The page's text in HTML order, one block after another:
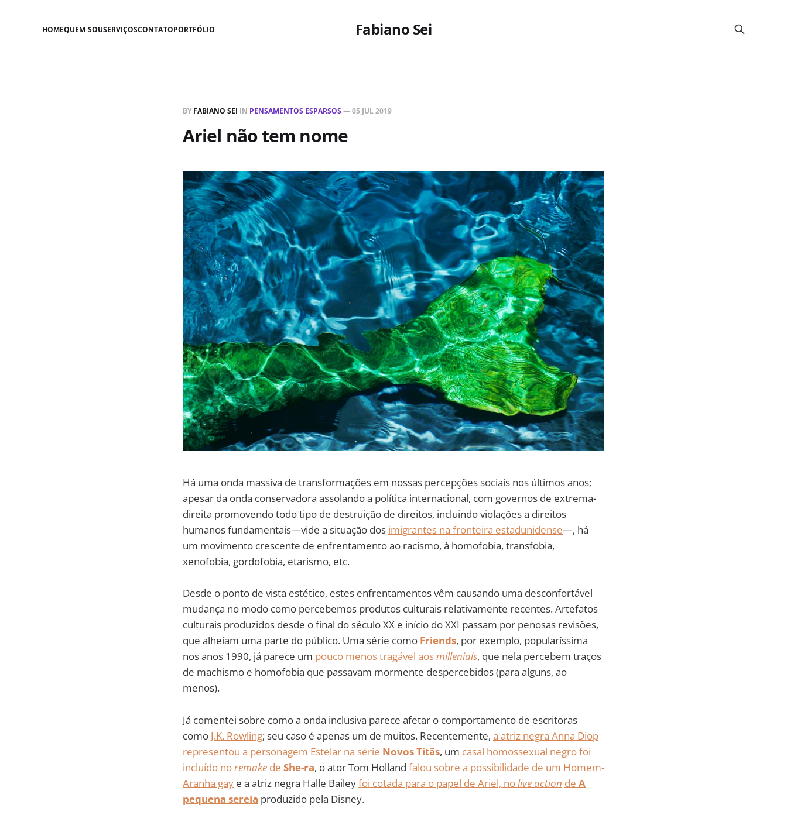
Fabiano Sei
HOMEQUEM SOUSERVIÇOSCONTATOPORTFÓLIO
BY FABIANO SEI IN PENSAMENTOS ESPARSOS —05 JUL 2019
Ariel não tem nome
Há uma onda massiva de transformações em nossas percepções sociais nos últimos anos;
apesar da onda conservadora assolando a política internacional, com governos de extrema-
direita promovendo todo tipo de destruição de direitos, incluindo violações a direitos
humanos fundamentais—vide a situação dos imigrantes na fronteira estadunidense—, há
um movimento crescente de enfrentamento ao racismo, à homofobia, transfobia,
xenofobia, gordofobia, etarismo, etc.
Desde o ponto de vista estético, estes enfrentamentos vêm causando uma desconfortável
mudança no modo como percebemos produtos culturais relativamente recentes. Artefatos
culturais produzidos desde o final do século XX e início do XXI passam por penosas revisões,
que alheiam uma parte do público. Uma série como Friends, por exemplo, popularíssima
nos anos 1990, já parece um pouco menos tragável aosmillenials, que nela percebem traços
de machismo e homofobia que passavam mormente despercebidos (para alguns, ao
menos).
Já comentei sobre como a onda inclusiva parece afetar o comportamento de escritoras
como J.K. Rowling; seu caso é apenas um de muitos. Recentemente, a atriz negra Anna Diop
representou a personagem Estelar na série Novos Titãs, um casal homossexual negro foi
incluído noremake de She-ra, o ator Tom Holland falou sobre a possibilidade de um Homem-
Aranha gay e a atriz negra Halle Baileyfoi cotada para o papel de Ariel, nolive action de A
pequena sereia produzido pela Disney.